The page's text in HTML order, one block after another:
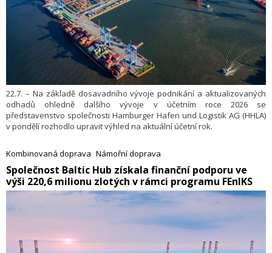
22.7. – Na základě dosavadního vývoje podnikání a aktualizovaných
odhadů ohledně dalšího vývoje v účetním roce 2026 se
představenstvo společnosti Hamburger Hafen und Logistik AG (HHLA)
v pondělí rozhodlo upravit výhled na aktuální účetní rok.
Kombinovaná doprava Námořní doprava
​Společnost Baltic Hub získala finanční podporu ve
výši 220,6 milionu zlotých v rámci programu FEnIKS